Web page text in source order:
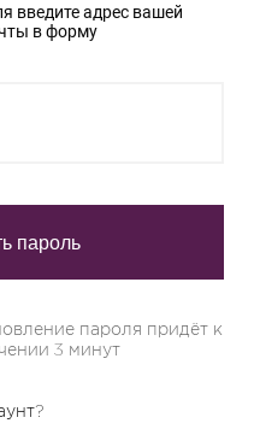
введите адрес вашей
в форму
пароля придёт к
3 минут